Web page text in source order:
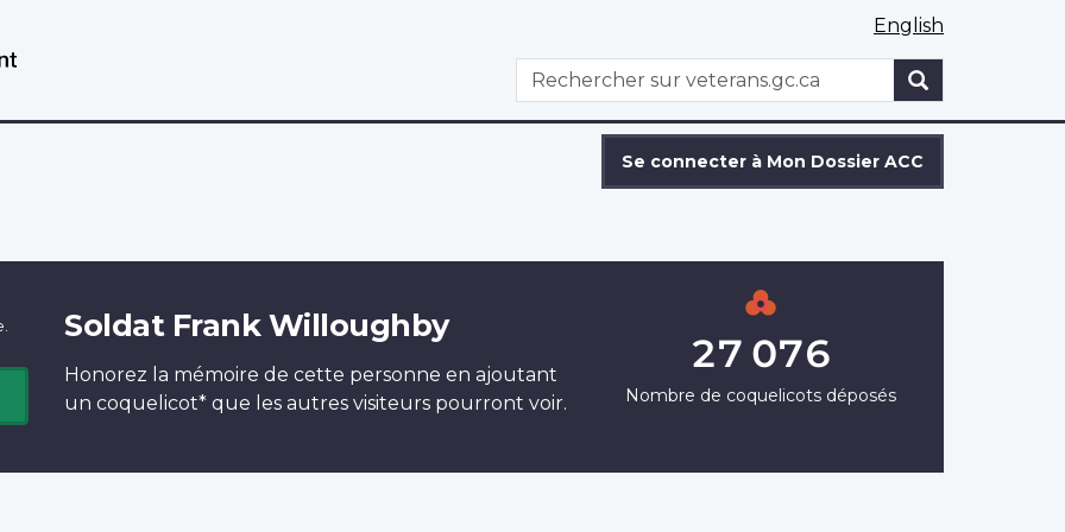
English
WxT
Search
Rechercher
Se connecter à Mon Dossier ACC
Soldat Frank Willoughby
Honorez la mémoire de cette personne en ajoutant
un coquelicot* que les autres visiteurs pourront voir.
27 076
Nombre de coquelicots déposés